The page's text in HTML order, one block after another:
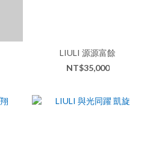
LIULI 源源富餘
NT$35,000